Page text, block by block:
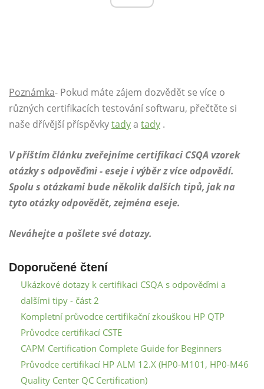
Poznámka- Pokud máte zájem dozvědět se více o
různých certifikacích testování softwaru, přečtěte si
naše dřívější příspěvkytadya tady .
V příštím článku zveřejníme certifikaci CSQA vzorek
otázky s odpověďmi - eseje i výběr z více odpovědí.
Spolu s otázkami bude několik dalších tipů, jak na
tyto otázky odpovědět, zejména eseje.
Neváhejte a pošlete své dotazy.
Doporučené čtení
Ukázkové dotazy k certifikaci CSQA s odpověďmi a
dalšími tipy - část 2
Kompletní průvodce certifikační zkouškou HP QTP
Průvodce certifikací CSTE
CAPM Certification Complete Guide for Beginners
Průvodce certifikací HP ALM 12.X (HP0-M101, HP0-M46
Quality Center QC Certification)